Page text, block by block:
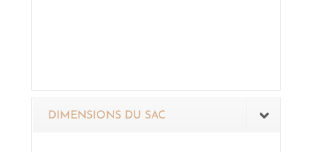
DIMENSIONS DU SAC